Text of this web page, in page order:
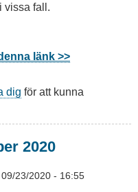
vissa fall.
länk >>
dig för att kunna
2020
23/2020 - 16:55